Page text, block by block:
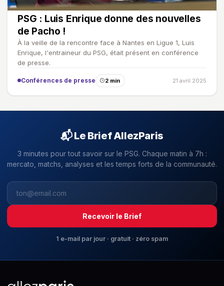
PSG : Luis Enrique donne des nouvelles
de Pacho !
À la veille de la rencontre face à Nantes en Ligue 1, Luis
Enrique, l'entraineur du PSG, était présent en conférence
de presse.
Conférences de presse 2 min 21 avril 2025
📬 Le Brief AllezParis
3 minutes pour tout savoir sur le PSG. Chaque matin à 7h :
mercato, matchs, analyses et les temps forts de la communauté.
Recevoir le Brief
1 e-mail par jour · gratuit · zéro spam